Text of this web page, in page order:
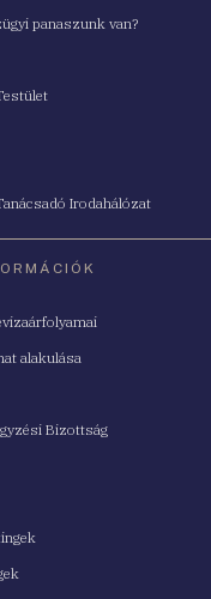
panaszunk van?
Irodahálózat
alakulása
Bizottság